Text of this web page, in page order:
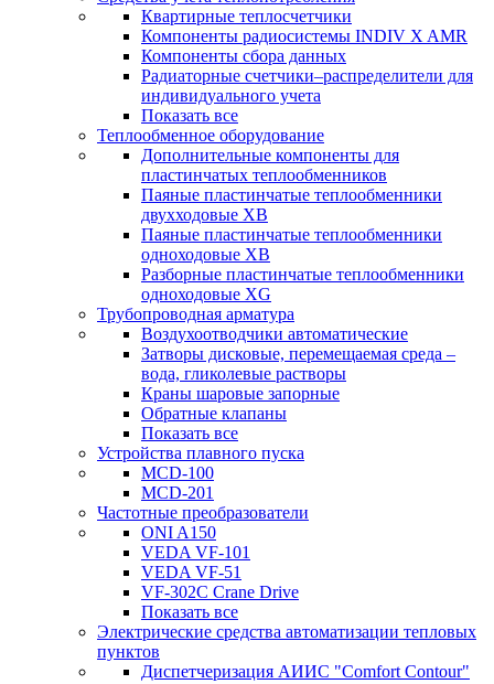
Квартирные теплосчетчики
Компоненты радиосистемы INDIV X AMR
Компоненты сбора данных
Радиаторные счетчики–распределители для
индивидуального учета
Показать все
Теплообменное оборудование
Дополнительные компоненты для
пластинчатых теплообменников
Паяные пластинчатые теплообменники
двухходовые XB
Паяные пластинчатые теплообменники
одноходовые ХВ
Разборные пластинчатые теплообменники
одноходовые ХG
Трубопроводная арматура
Воздухоотводчики автоматические
Затворы дисковые, перемещаемая среда –
вода, гликолевые растворы
Краны шаровые запорные
Обратные клапаны
Показать все
Устройства плавного пуска
MCD-100
MCD-201
Частотные преобразователи
ONI A150
VEDA VF-101
VEDA VF-51
VF-302C Crane Drive
Показать все
Электрические средства автоматизации тепловых
пунктов
Диспетчеризация АИИС "Comfort Contour"